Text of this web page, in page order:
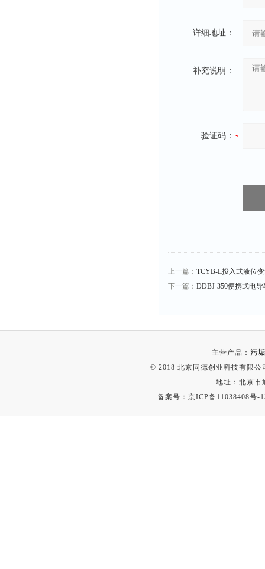
详细地址：
补充说明：
验证码：
上一篇： TCYB-L投入式液位
下一篇： DDBJ-350便携式电导
主营产品： 污
© 2018 北京同德创业科技有限
地址：北京市
备案号： 京ICP备11038408号-